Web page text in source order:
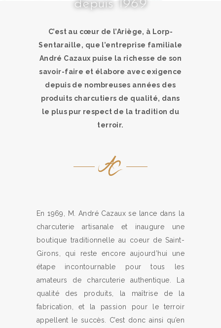
depuis 1969
C’est au cœur de l’Ariège, à Lorp-
Sentaraille, que l’entreprise familiale
André Cazaux puise la richesse de son
savoir-faire et élabore avec exigence
depuis de nombreuses années des
produits charcutiers de qualité, dans
le plus pur respect de la tradition du
terroir.
En 1969, M. André Cazaux se lance dans la
charcuterie artisanale et inaugure une
boutique traditionnelle au coeur de Saint-
Girons, qui reste encore aujourd’hui une
étape incontournable pour tous les
amateurs de charcuterie authentique. La
qualité des produits, la maîtrise de la
fabrication, et la passion pour le terroir
appellent le succès. C’est donc ainsi qu’en